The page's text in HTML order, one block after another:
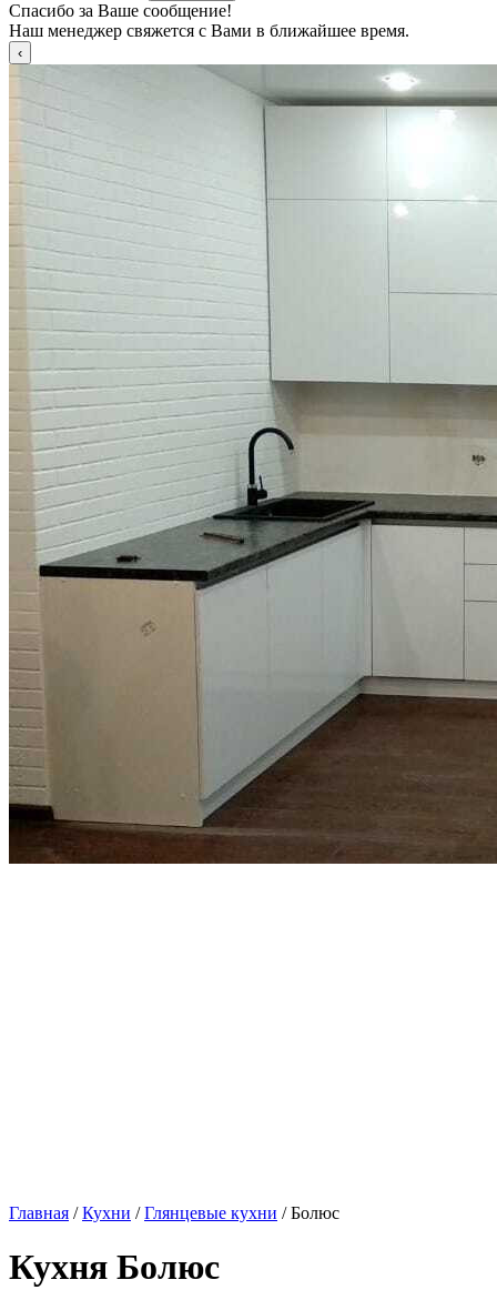
Спасибо за Ваше сообщение!
Наш менеджер свяжется с Вами в ближайшее время.
Главная /Кухни /Глянцевые кухни / Болюс
Кухня Болюс